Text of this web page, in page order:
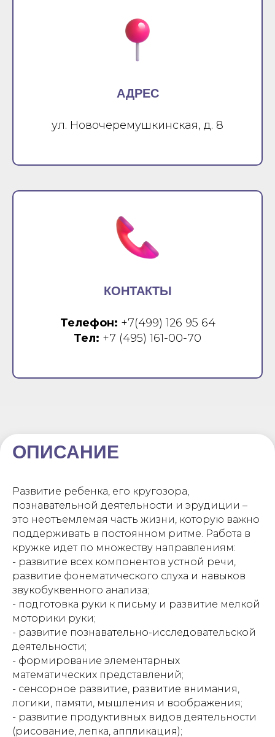
АДРЕС
ул. Новочеремушкинская, д. 8
КОНТАКТЫ
Телефон: +7(499) 126 95 64
Тел: +7 (495) 161-00-70
ОПИСАНИЕ
Развитие ребенка, его кругозора,
познавательной деятельности и эрудиции –
это неотъемлемая часть жизни, которую важно
поддерживать в постоянном ритме. Работа в
кружке идет по множеству направлениям:
- развитие всех компонентов устной речи,
развитие фонематического слуха и навыков
звукобуквенного анализа;
- подготовка руки к письму и развитие мелкой
моторики руки;
- развитие познавательно-исследовательской
деятельности;
- формирование элементарных
математических представлений;
- сенсорное развитие, развитие внимания,
логики, памяти, мышления и воображения;
- развитие продуктивных видов деятельности
(рисование, лепка, аппликация);